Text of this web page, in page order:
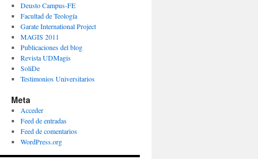
Deusto Campus-FE
Facultad de Teología
Garate International Project
MAGIS 2011
Publicaciones del blog
Revista UDMagis
SoliDe
Testimonios Universitarios
Meta
Acceder
Feed de entradas
Feed de comentarios
WordPress.org